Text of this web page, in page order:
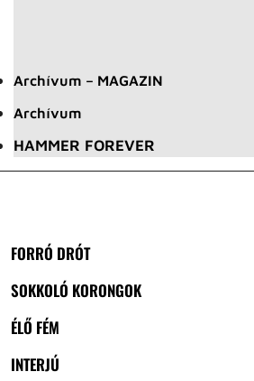
Archívum – MAGAZIN
Archívum
HAMMER FOREVER
FORRÓ DRÓT
SOKKOLÓ KORONGOK
ÉLŐ FÉM
INTERJÚ